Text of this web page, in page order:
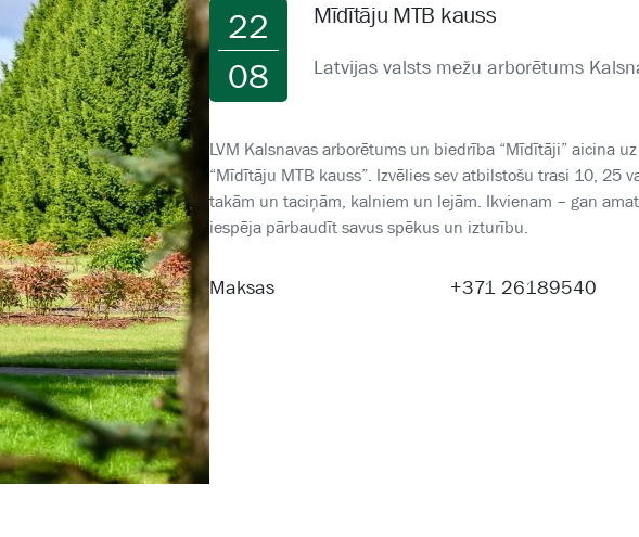
22
08
Mīdītāju MTB kauss
Latvijas valsts mežu arborētums
LVM Kalsnavas arborētums un biedrība “Mīdītāji” aicina
“Mīdītāju MTB kauss”. Izvēlies sev atbilstošu trasi 10, 25
takām un taciņām, kalniem un lejām. Ikvienam – gan
iespēja pārbaudīt savus spēkus un izturību.
Maksas +371 26189540